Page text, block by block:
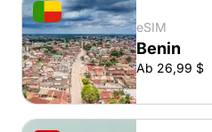
eSIM
Benin
Ab 26,99 $